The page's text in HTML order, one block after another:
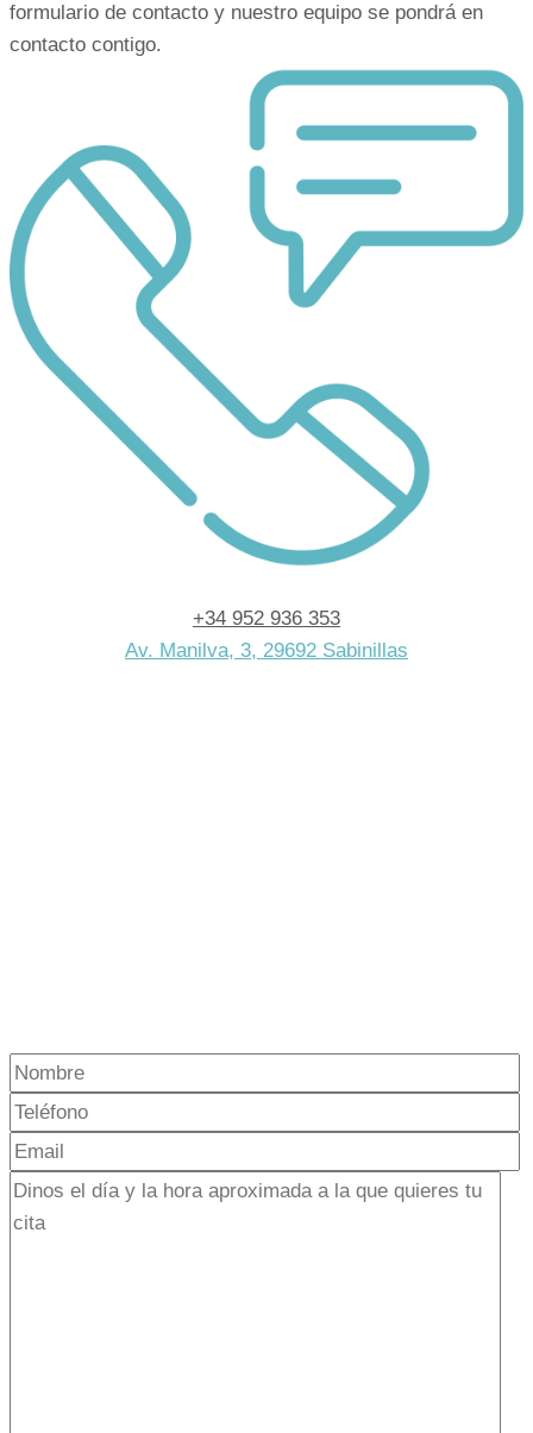
blanqueamiento
dental
formulario de contacto y nuestro equipo se pondrá en
contacto contigo.
+34 952 936 353
Av. Manilva, 3, 29692 Sabinillas